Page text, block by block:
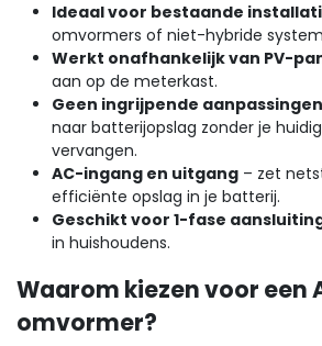
Ideaal voor bestaande
omvormers of niet-hybride
Werkt onafhankelijk van PV-
aan op de meterkast.
Geen ingrijpende
naar batterijopslag zonder je
vervangen.
AC-ingang en uitgang – zet
efficiënte opslag in je batterij.
Geschikt voor 1-fase
in huishoudens.
Waarom kiezen voor een
omvormer?